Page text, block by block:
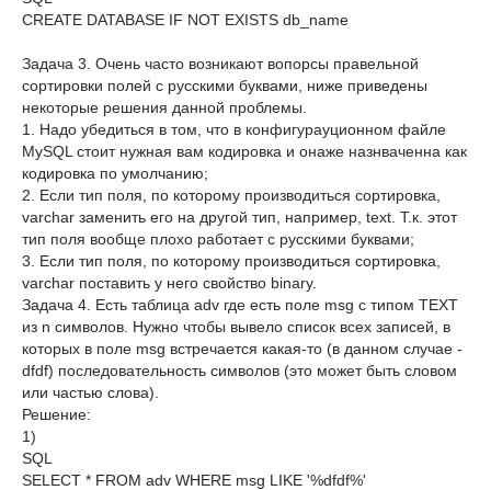
CREATE DATABASE IF NOT EXISTS db_name
Задача 3. Очень часто возникают вопорсы правельной
сортировки полей с русскими буквами, ниже приведены
некоторые решения данной проблемы.
1. Надо убедиться в том, что в конфигурауционном файле
MySQL стоит нужная вам кодировка и онаже назнваченна как
кодировка по умолчанию;
2. Если тип поля, по которому производиться сортировка,
varchar заменить его на другой тип, например, text. Т.к. этот
тип поля вообще плохо работает с русскими буквами;
3. Если тип поля, по которому производиться сортировка,
varchar поставить у него свойство binary.
Задача 4. Есть таблица adv где есть поле msg с типом TEXT
из n символов. Нужно чтобы вывело список всех записей, в
которых в поле msg встречается какая-то (в данном случае -
dfdf) последовательность символов (это может быть словом
или частью слова).
Решение:
1)
SQL
SELECT * FROM adv WHERE msg LIKE '%dfdf%'